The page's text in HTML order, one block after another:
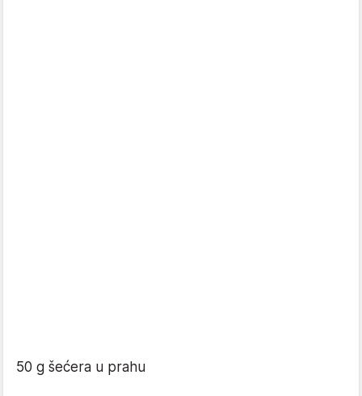
50 g šećera u prahu